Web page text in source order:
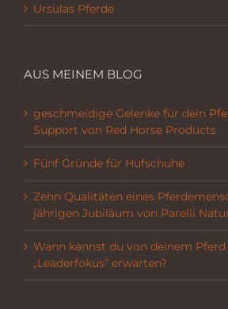
Ursulas Pferde
AUS MEINEM BLOG
geschmeidige Gelenke für dein
Support von Red Horse Products
Fünf Gründe für Hufschuhe
Zehn Qualitäten eines
jährigen Jubiläum von Parelli
Wann kannst du von deinem Pferd
„Leaderfokus“ erwarten?